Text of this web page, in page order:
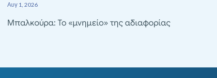
Αυγ 1, 2026
Μπαλκούρα: Το «μνημείο» της αδιαφορίας